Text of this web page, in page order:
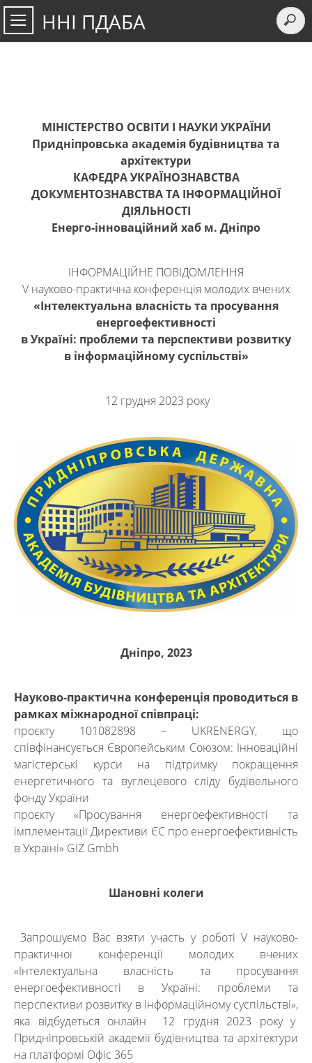
ННІ ПДАБА
МІНІСТЕРСТВО ОСВІТИ І НАУКИ УКРАЇНИ
Придніпровська академія будівництва та
архітектури
КАФЕДРА УКРАЇНОЗНАВСТВА
ДОКУМЕНТОЗНАВСТВА ТА ІНФОРМАЦІЙНОЇ
ДІЯЛЬНОСТІ
Енерго-інноваційний хаб м. Дніпро
ІНФОРМАЦІЙНЕ ПОВІДОМЛЕННЯ
V науково-практична конференція молодих вчених
«Інтелектуальна власність та просування
енергоефективності
в Україні: проблеми та перспективи розвитку
в інформаційному суспільстві»
12 грудня 2023 року
Дніпро, 2023
Науково-практична конференція проводиться в
рамках міжнародної співпраці:
проєкту 101082898 – UKRENERGY, що
співфінансується Європейським Союзом: Інноваційні
магістерські курси на підтримку покращення
енергетичного та вуглецевого сліду будівельного
фонду України
проєкту «Просування енергоефективності та
імплементації Директиви ЄС про енергоефективність
в Україні» GIZ Gmbh
Шановні колеги
Запрошуємо Вас взяти участь у роботі V науково-
практичної конференції молодих вчених
«Інтелектуальна власність та просування
енергоефективності в Україні: проблеми та
перспективи розвитку в інформаційному суспільстві»,
яка відбудеться онлайн 12 грудня 2023 року у
Придніпровській академії будівництва та архітектури
на платформі Офіс 365